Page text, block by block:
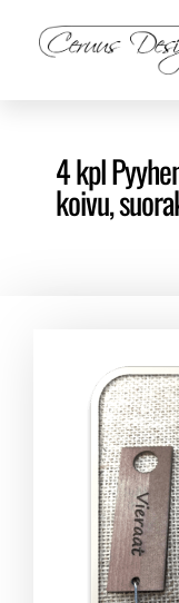
4 kpl
koivu,